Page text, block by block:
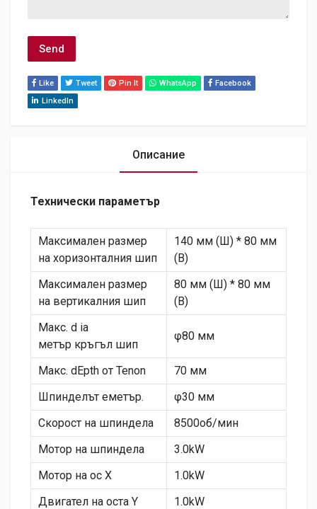
Like Tweet Pin It WhatsApp
Facebook
LinkedIn
Описание
Технически параметър
Максимален размер
на хоризонталния шип
140 мм (Ш) * 80 мм
(В)
Максимален размер
на вертикалния шип
80 мм (Ш) * 80 мм
(В)
Макс. d ia
метър кръгъл шип
φ80 мм
Макс. dEpth от Tenon
70 мм
Шпинделът еметър.
φ30 мм
Скорост на шпиндела
8500об/мин
Мотор на шпиндела
3.0kW
Мотор на ос X
1.0kW
Двигател на оста Y
1.0kW